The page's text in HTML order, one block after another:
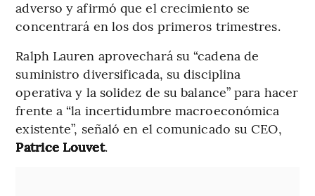
adverso y afirmó que el crecimiento se
concentrará en los dos primeros trimestres.
Ralph Lauren aprovechará su “cadena de
suministro diversificada, su disciplina
operativa y la solidez de su balance” para hacer
frente a “la incertidumbre macroeconómica
existente”, señaló en el comunicado su CEO,
Patrice Louvet.